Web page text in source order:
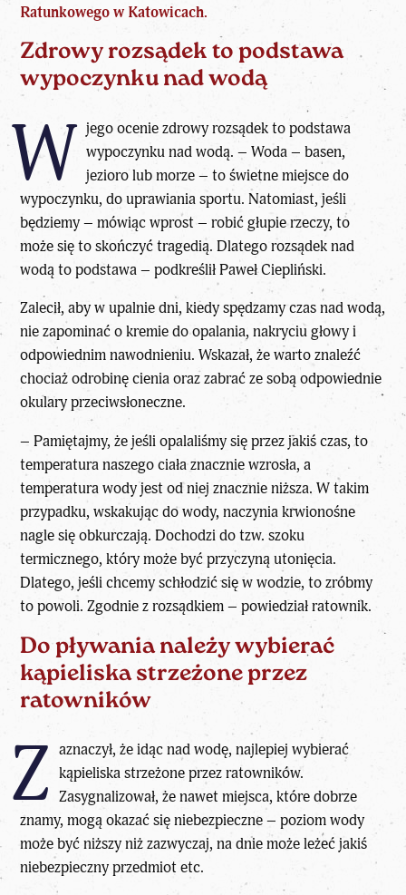
Ratunkowego w Katowicach.
Zdrowy rozsądek to podstawa
wypoczynku nad wodą
W jego ocenie zdrowy rozsądek to podstawa
wypoczynku nad wodą. – Woda – basen,
jezioro lub morze – to świetne miejsce do
wypoczynku, do uprawiania sportu. Natomiast, jeśli
będziemy – mówiąc wprost – robić głupie rzeczy, to
może się to skończyć tragedią. Dlatego rozsądek nad
wodą to podstawa – podkreślił Paweł Ciepliński.
Zalecił, aby w upalnie dni,kiedy spędzamy czas nad wodą,
nie zapominać o kremie do opalania, nakryciu głowy i
odpowiednim nawodnieniu. Wskazał, że warto znaleźć
chociaż odrobinę cienia oraz zabrać ze sobą odpowiednie
okulary przeciwsłoneczne.
– Pamiętajmy, że jeśli opalaliśmy się przez jakiś czas, to
temperatura naszego ciała znacznie wzrosła, a
temperatura wody jest od niej znacznie niższa. W takim
przypadku, wskakując do wody, naczynia krwionośne
nagle się obkurczają. Dochodzi do tzw. szoku
termicznego, który może być przyczyną utonięcia.
Dlatego, jeśli chcemy schłodzić się w wodzie, to zróbmy
to powoli. Zgodnie z rozsądkiem – powiedział ratownik.
Do pływania należy wybierać
kąpieliska strzeżone przez
ratowników
Z aznaczył, że idąc nad wodę, najlepiej wybierać
kąpieliska strzeżone przez ratowników.
Zasygnalizował, że nawet miejsca, które dobrze
znamy, mogą okazać się niebezpieczne – poziom wody
może być niższy niż zazwyczaj, na dnie może leżeć jakiś
niebezpieczny przedmiot etc.